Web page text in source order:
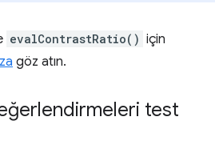
evalContrastRatio() için
göz atın.
test